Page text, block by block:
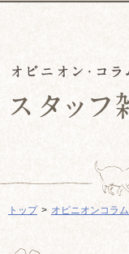
トップ オピニオンコラム